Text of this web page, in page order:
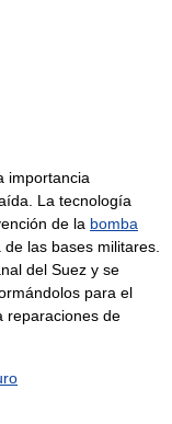
importancia
La tecnología
de la bomba
las bases militares.
del Suez y se
para el
reparaciones de